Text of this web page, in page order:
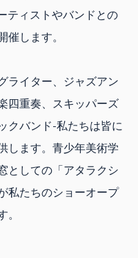
ティストやバンドとの
催します。
ライター、ジャズアン
四重奏、スキッパーズ
クバンド-私たちは皆に
します。青少年美術学
としての「アタラクシ
私たちのショーオープ